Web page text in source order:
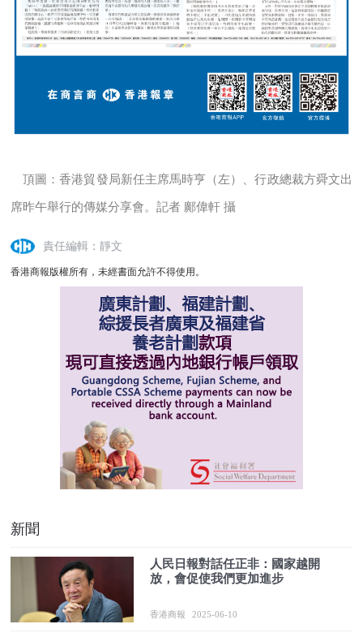
頂圖：香港貿發局新任主席馬時亨（左）、行政總裁方舜文出
席昨午舉行的傳媒分享會。記者 鄺偉軒 攝
責任編輯：靜文
香港商報版權所有，未經書面允許不得使用。
新聞
人民日報對話任正非：國家越開
放，會促使我們更加進步
香港商報 2025-06-10